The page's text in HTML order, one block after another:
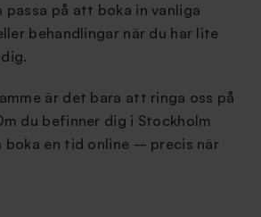
passa på att boka in vanliga
behandlingar när du har lite
är det bara att ringa oss på
du befinner dig i Stockholm
boka en tid online – precis när